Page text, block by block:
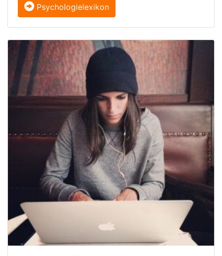
Psychologielexikon